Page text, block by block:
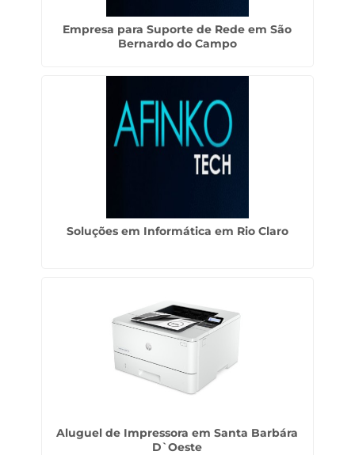
Empresa para Suporte de Rede em São
Bernardo do Campo
Soluções em Informática em Rio Claro
Aluguel de Impressora em Santa Barbára
D`Oeste